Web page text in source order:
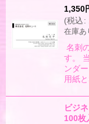
1,350
(税込:
在庫あ
名刺
す。
ンダ
用紙
ビジ
100枚